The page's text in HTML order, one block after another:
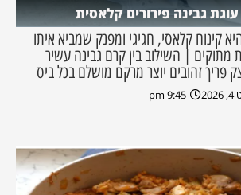
גבינה פירורים קלאסית
קינוח קלאסי, חגיגי ומפנק שמביא איתו
מתוקים | השילוב בין קרם גבינה עשיר
בצק פריך זהובים יוצר מרקם מושלם בכל ביס
9:45 pm